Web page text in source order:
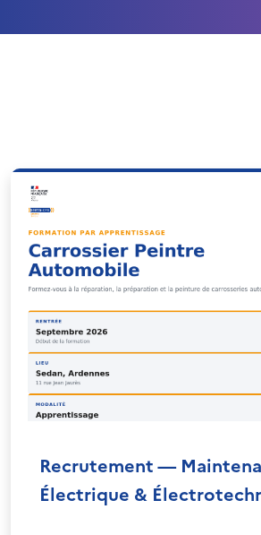
Recrutement —
Électrique &